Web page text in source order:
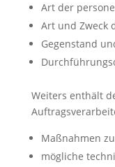
Art der
Art und Zweck
Gegenstand
Weiters enthält
Maßnahmen
mögliche